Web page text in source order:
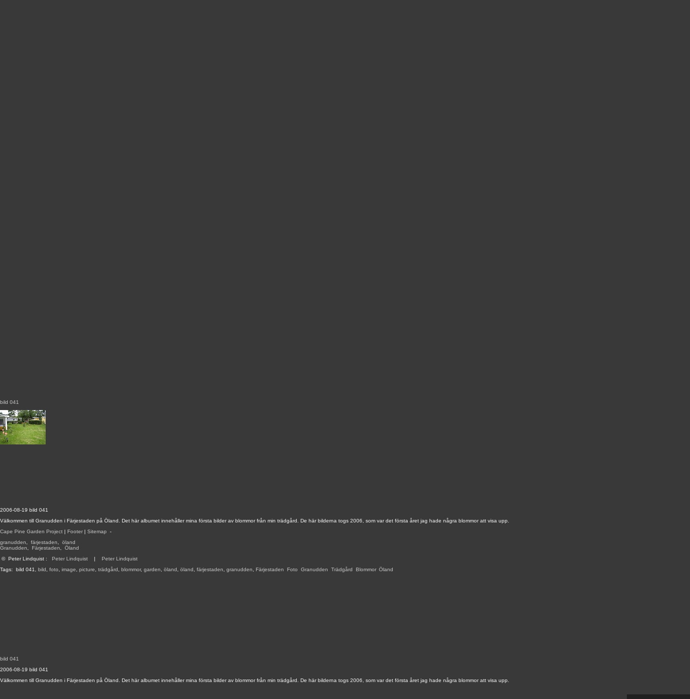
2006-08-19 bild 041
Välkommen till Granudden i Färjestaden på Öland. Det här albumet innehåller mina första bilder av blommor från min trädgård. De här bilderna togs 2006, som var det första året jag hade några blommor att visa upp.
Cape Pine Garden Project | Footer | Sitemap -
granudden
färjestaden
öland
Granudden
Färjestaden
Öland
© Peter Lindquist : Peter Lindquist | Peter Lindquist
Tags: bild 041 bild foto image picture trädgård blommor, garden öland öland färjestaden granudden Färjestaden Foto Granudden Trädgård Blommor, Öland
bild 041
bild 041
2006-08-19 bild 041
Välkommen till Granudden i Färjestaden på Öland. Det här albumet innehåller mina första bilder av blommor från min trädgård. De här bilderna togs 2006, som var det första året jag hade några blommor att visa upp.